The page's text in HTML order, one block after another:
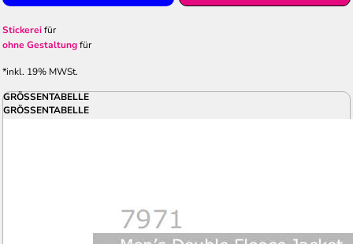
Stickereifür
ohne Gestaltungfür
*inkl. 19% MWSt.
GRÖSSENTABELLE
GRÖSSENTABELLE